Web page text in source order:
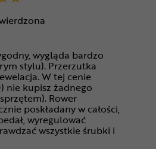
wygląda bardzo
stylu). Przerzutka
W tej cenie
nie kupisz żadnego
Rower
poskładany w całości,
wyregulować
wszystkie śrubki i